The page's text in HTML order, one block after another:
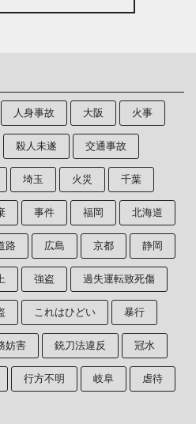
人身事故 大阪 火事
殺人未遂 交通事故
埼玉 火災 千葉
事件 福岡 北海道
路 広島 京都 静岡
強盗 過失運転致死傷
これはひどい 暴行
妨害 銃刀法違反 冠水
行方不明 岐阜 虐待